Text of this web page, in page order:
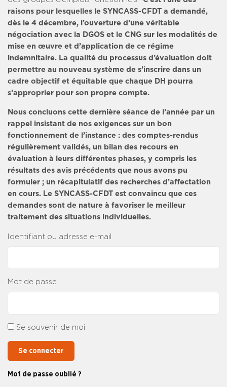
raisons pour lesquelles le SYNCASS-CFDT a demandé,
dès le 4 décembre, l’ouverture d’une véritable
négociation avec la DGOS et le CNG sur les modalités de
mise en œuvre et d’application de ce régime
indemnitaire. La qualité du processus d’évaluation doit
permettre au nouveau système de s’inscrire dans un
cadre objectif et équitable que chaque DH pourra
s’approprier pour son propre compte.
Nous concluons cette dernière séance de l’année par un
rappel insistant de nos exigences sur un bon
fonctionnement de l’instance : des comptes-rendus
régulièrement validés, un bilan des recours en
évaluation à leurs différentes phases, y compris les
résultats des avis précédents que nous avons pu
formuler ; un récapitulatif des recherches d’affectation
en cours. Le SYNCASS-CFDT est convaincu que ces
demandes sont de nature à favoriser le meilleur
traitement des situations individuelles.
Identifiant ou adresse e-mail
Mot de passe
Se souvenir de moi
Se connecter
Mot de passe oublié ?